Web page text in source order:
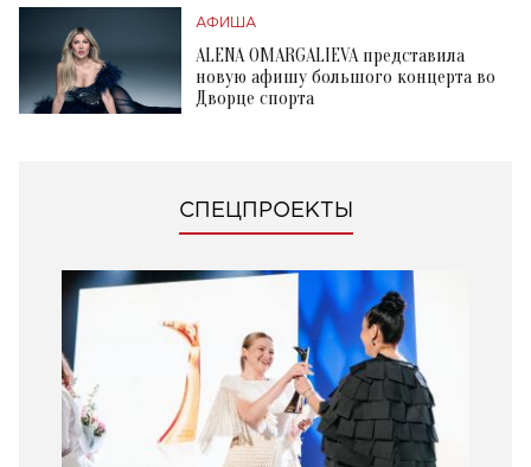
АФИША
ALENA OMARGALIEVA представила
новую афишу большого концерта во
Дворце спорта
СПЕЦПРОЕКТЫ